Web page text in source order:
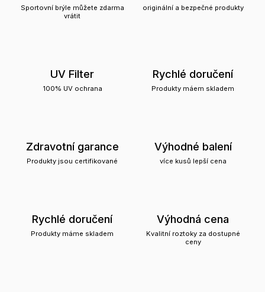
Sportovní brýle můžete zdarma
vrátit
originální a bezpečné produkty
UV Filter
100% UV ochrana
Rychlé doručení
Produkty máem skladem
Zdravotní garance
Produkty jsou certifikované
Výhodné balení
více kusů lepší cena
Rychlé doručení
Produkty máme skladem
Výhodná cena
Kvalitní roztoky za dostupné
ceny